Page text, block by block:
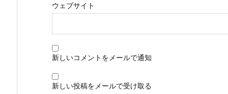
ウェブサイト
新しいコメントをメールで通知
新しい投稿をメールで受け取る